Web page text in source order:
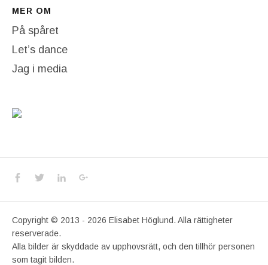
MER OM
På spåret
Let’s dance
Jag i media
Social Media Profiles
Facebook
TwitterLinkedIn
Copyright © 2013 - 2026 Elisabet Höglund. Alla rättigheter
reserverade.
Alla bilder är skyddade av upphovsrätt, och den tillhör personen
som tagit bilden.